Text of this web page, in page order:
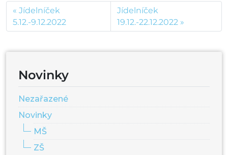
Jídelníček
5.12.-9.12.2022
Jídelníček
19.12.-22.12.2022
Novinky
Nezařazené
Novinky
MŠ
ZŠ